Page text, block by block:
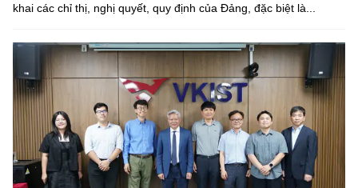
khai các chỉ thị, nghị quyết, quy định của Đảng, đặc biệt là...